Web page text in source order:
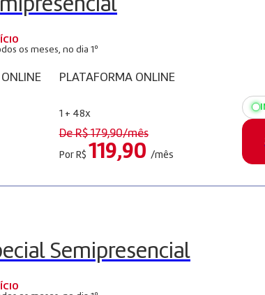
os meses, no dia 1º
PLATAFORMA ONLINE
1 + 48x
De R$179,90/mês
Por R$ 119,90 /mês
Semipresencial